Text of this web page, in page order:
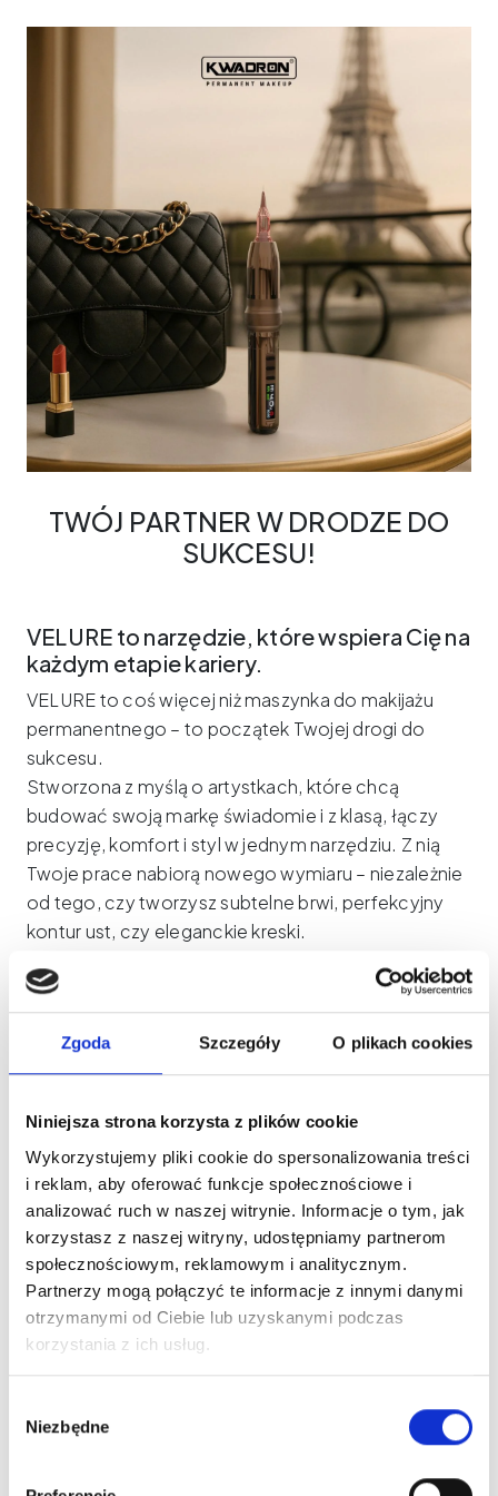
Zgoda Szczegóły O plikach cookies
Niniejsza strona korzysta z plików cookie
Wykorzystujemy pliki cookie do spersonalizowania treści
i reklam, aby oferować funkcje społecznościowe i
analizować ruch w naszej witrynie. Informacje o tym, jak
korzystasz z naszej witryny, udostępniamy partnerom
społecznościowym, reklamowym i analitycznym.
Partnerzy mogą połączyć te informacje z innymi danymi
otrzymanymi od Ciebie lub uzyskanymi podczas
korzystania z ich usług.
zgody
Niezbędne
TWÓJ PARTNER W DRODZE DO
SUKCESU!
VELURE to narzędzie, które wspiera Cię na
każdym etapie kariery.
VELURE to coś więcej niż maszynka do makijażu
permanentnego – to początek Twojej drogi do
sukcesu.
Stworzona z myślą o artystkach, które chcą
budować swoją markę świadomie i z klasą, łączy
precyzję, komfort i styl w jednym narzędziu. Z nią
Twoje prace nabiorą nowego wymiaru – niezależnie
od tego, czy tworzysz subtelne brwi, perfekcyjny
kontur ust, czy eleganckie kreski.